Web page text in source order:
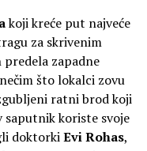
koji kreće put najveće
za skrivenim
zapadne
što lokalci zovu
ratni brod koji
koriste svoje
doktorkiEvi Rohas,